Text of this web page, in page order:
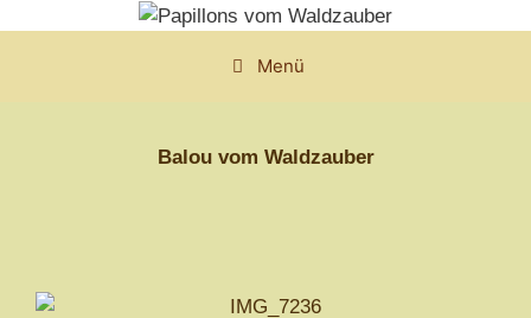
Menü
Balou vom Waldzauber